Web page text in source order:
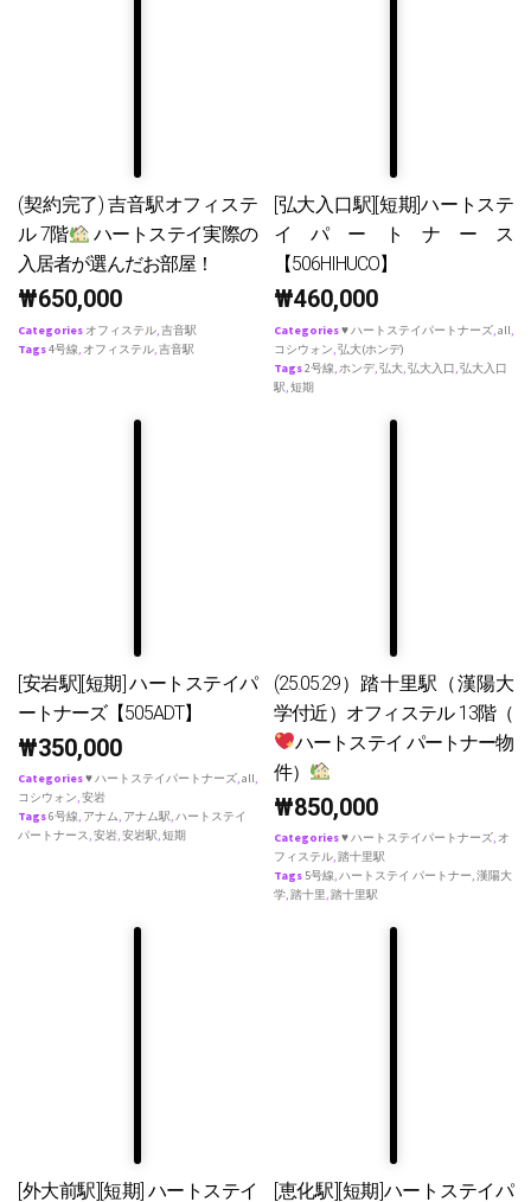
(契約完了) 吉音駅オフィステ
ル 7階
ハートステイ実際の
入居者が選んだお部屋！
₩650,000
Categories オフィステル,吉音駅
Tags4号線, オフィステル,吉音駅
[弘大入口駅][短期]ハートステ
イパートナース
【506HIHUCO】
₩460,000
Categories♥ ハートステイパートナーズ,all,
コシウォン,弘大(ホンデ)
Tags2号線,ホンデ,弘大,弘大入口,弘大入口
駅,短期
[安岩駅][短期] ハートステイパ
ートナーズ【505ADT】
₩350,000
Categories♥ ハートステイパートナーズ,all,
コシウォン,安岩
Tags6号線, アナム, アナム駅,ハートステイ
パートナース,安岩,安岩駅,短期
(25.05.29）踏十里駅（漢陽大
学付近）オフィステル 13階（
ハートステイ パートナー物
件）
₩850,000
Categories♥ ハートステイパートナーズ, オ
フィステル,踏十里駅
Tags 5号線,ハートステイ パートナー,漢陽大
学,踏十里,踏十里駅
[外大前駅][短期] ハートステイ
[恵化駅][短期]ハートステイパ